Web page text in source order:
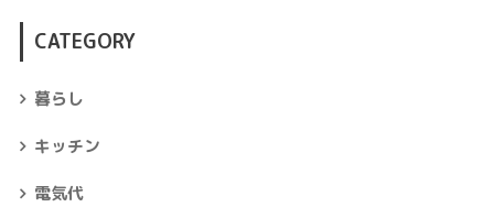
CATEGORY
暮らし
キッチン
電気代